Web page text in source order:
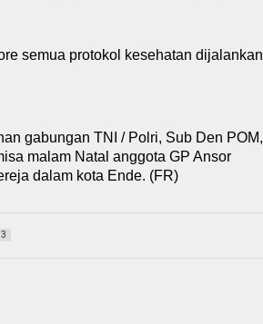
semua protokol kesehatan dijalankan
gabungan TNI / Polri, Sub Den POM,
malam Natal anggota GP Ansor
dalam kota Ende. (FR)
3